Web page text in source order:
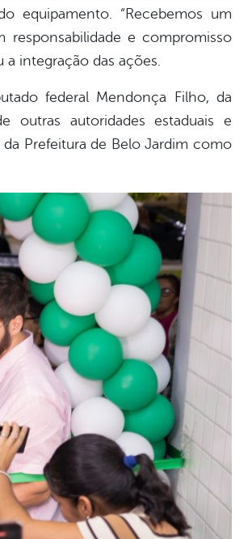
equipamento. “Recebemos um
e compromisso
a integração das ações.
federal Mendonça Filho, da
outras autoridades estaduais e
Prefeitura de Belo Jardim como